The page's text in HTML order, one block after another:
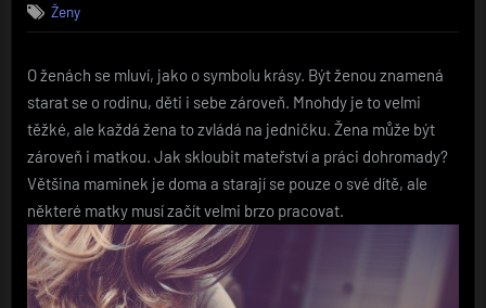
Ženy
O ženách se mluví, jako o symbolu krásy. Být ženou znamená
starat se o rodinu, děti i sebe zároveň. Mnohdy je to velmi
těžké, ale každá žena to zvládá na jedničku. Žena může být
zároveň i matkou. Jak skloubit mateřství a práci dohromady?
Většina maminek je doma a starají se pouze o své dítě, ale
některé matky musí začít velmi brzo pracovat.